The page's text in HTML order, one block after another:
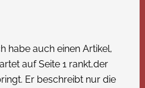
habe auch einen Artikel,
auf Seite 1 rankt,der
Er beschreibt nur die